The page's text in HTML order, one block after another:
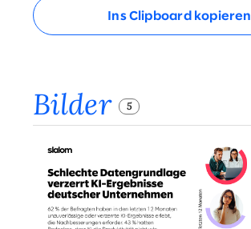
Ins Clipboard kopieren
Bilder 5